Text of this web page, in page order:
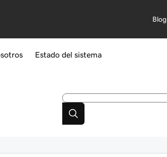
Blog
Estado del sistema